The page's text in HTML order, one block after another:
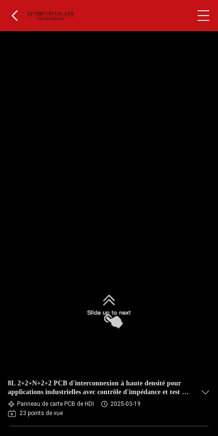
8L 2+2+N+2+2 PCB d'interconnexion à haute densité pour
applications industrielles avec contrôle d'impédance et test E
à 100%
Panneau de carte PCB de HDI
2025-03-19
23 points de vue